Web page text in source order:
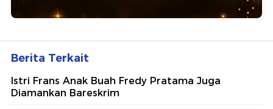
Berita Terkait
Istri Frans Anak Buah Fredy Pratama Juga
Diamankan Bareskrim